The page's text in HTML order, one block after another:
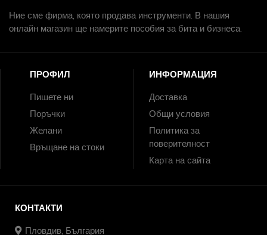
Ние сме фирма, която продава инструменти. В нашия
онлайн магазин ще намерите пособия за бита и бизнеса.
ПРОФИЛ
Пишете ни
Поръчки
Желани
Връщане на стоки
ИНФОРМАЦИЯ
Доставка
Общи условия
Политика за
поверителност
Карта на сайта
КОНТАКТИ
Пловдив, България